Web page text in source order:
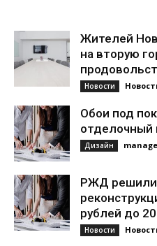
Жителей
на вторую
Новости
Обои под
отделочный
Дизайн
РЖД решили
рублей до
Новости